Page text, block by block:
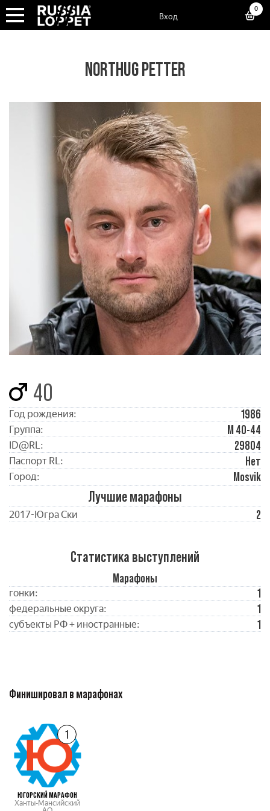
Вход
0
NORTHUG PETTER
40
Год рождения: 1986
Группа: М 40-44
ID@RL: 29804
Паспорт RL: Нет
Город: Mosvik
Лучшие марафоны
2017-Югра Ски 2
Статистика выступлений
Марафоны
гонки: 1
федеральные округа: 1
субъекты РФ + иностранные: 1
Финишировал в марафонах
1
ЮГОРСКИЙ МАРАФОН
Ханты-Мансийский